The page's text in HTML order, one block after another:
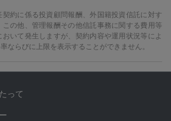
約に係る投資顧問報酬、外国籍投資信託に対す
この他、管理報酬その他信託事務に関する費用等
いて発生しますが、契約内容や運用状況等によ
ならびに上限を表示することができません。
って